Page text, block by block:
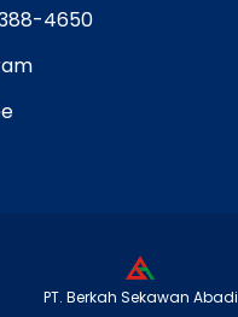
4650
PT. Berkah Sekawan Abadi